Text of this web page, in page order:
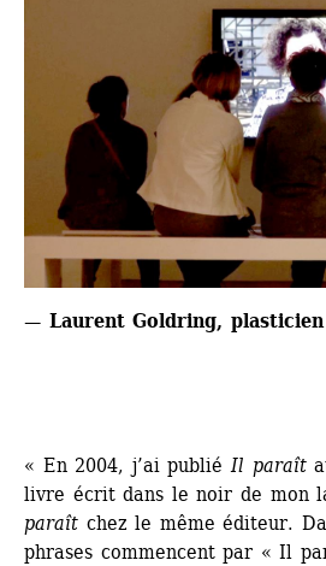
— Laurent Goldring, plasticien
« En 2004, j’ai publié Il paraît
livre écrit dans le noir de mon
paraît chez le même éditeur.
phrases commencent par « Il